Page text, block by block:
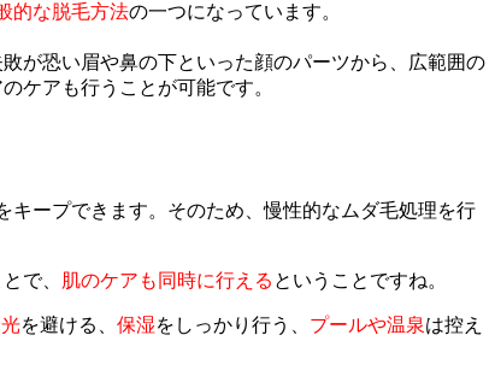
的な脱毛方法の一つになっています。
が恐い眉や鼻の下といった顔のパーツから、広範囲の
ケアも行うことが可能です。
キープできます。そのため、慢性的なムダ毛処理を行
で、 肌のケアも同時に行える ということですね。
を避ける、 保湿をしっかり行う、 プールや温泉は控え